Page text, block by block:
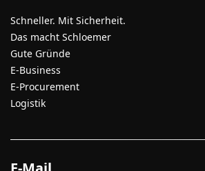
Schneller. Mit Sicherheit.
Das macht Schloemer
Gute Gründe
E-Business
E-Procurement
Logistik